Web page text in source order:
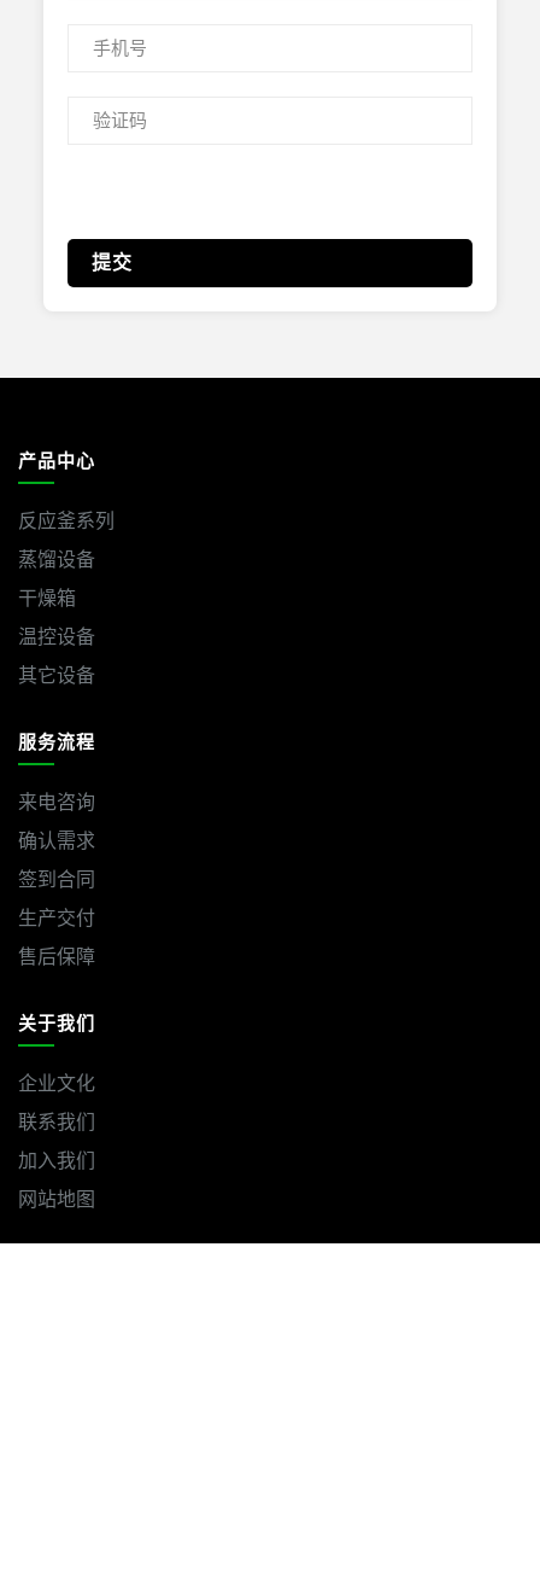
提交
产品中心
反应釜系列
蒸馏设备
干燥箱
温控设备
其它设备
服务流程
来电咨询
确认需求
签到合同
生产交付
售后保障
关于我们
企业文化
联系我们
加入我们
网站地图